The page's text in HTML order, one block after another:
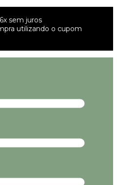
sem juros
utilizando o cupom